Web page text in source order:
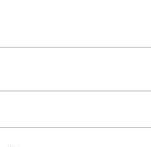
Kontraste